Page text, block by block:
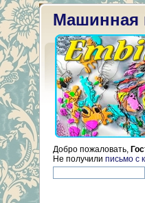
Машинная
Добро пожаловать,
Не получили письмо с